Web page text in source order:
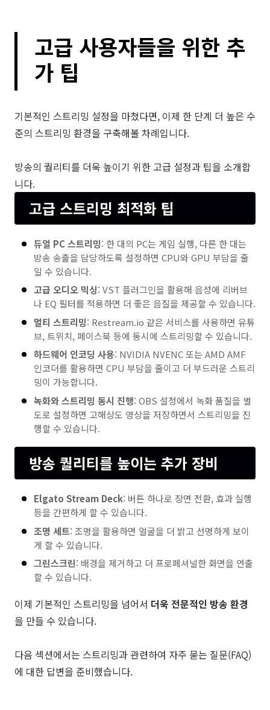
고급 사용자들을 위한 추
가 팁
기본적인 스트리밍 설정을 마쳤다면, 이제 한 단계 더 높은 수
준의 스트리밍 환경을 구축해볼 차례입니다.
방송의 퀄리티를 더욱 높이기 위한 고급 설정과 팁을 소개합
니다.
고급 스트리밍 최적화 팁
듀얼 PC 스트리밍: 한 대의 PC는 게임 실행, 다른 한 대는
방송 송출을 담당하도록 설정하면 CPU와 GPU 부담을 줄
일 수 있습니다.
고급 오디오 믹싱: VST 플러그인을 활용해 음성에 리버브
나 EQ 필터를 적용하면 더 좋은 음질을 제공할 수 있습니다.
멀티 스트리밍: Restream.io 같은 서비스를 사용하면 유튜
브, 트위치, 페이스북 등에 동시에 스트리밍할 수 있습니다.
하드웨어 인코딩 사용: NVIDIA NVENC 또는 AMD AMF
인코더를 활용하면 CPU 부담을 줄이고 더 부드러운 스트리
밍이 가능합니다.
녹화와 스트리밍 동시 진행: OBS 설정에서 녹화 품질을 별
도로 설정하면 고해상도 영상을 저장하면서 스트리밍을 진
행할 수 있습니다.
방송 퀄리티를 높이는 추가 장비
Elgato Stream Deck: 버튼 하나로 장면 전환, 효과 실행
등을 간편하게 할 수 있습니다.
조명 세트: 조명을 활용하면 얼굴을 더 밝고 선명하게 보이
게 할 수 있습니다.
그린스크린: 배경을 제거하고 더 프로페셔널한 화면을 연출
할 수 있습니다.
이제 기본적인 스트리밍을 넘어서 더욱 전문적인 방송 환경
을 만들 수 있습니다.
다음 섹션에서는 스트리밍과 관련하여 자주 묻는 질문(FAQ)
에 대한 답변을 준비했습니다.